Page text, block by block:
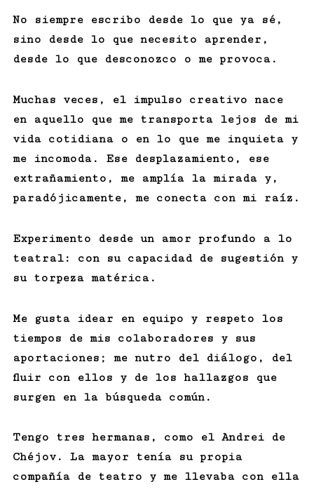
No siempre escribo desde lo que ya sé,
sino desde lo que necesito aprender,
desde lo que desconozco o me provoca.
Muchas veces, el impulso creativo nace
en aquello que me transporta lejos de mi
vida cotidiana o en lo que me inquieta y
me incomoda. Ese desplazamiento, ese
extrañamiento, me amplía la mirada y,
paradójicamente, me conecta con mi raíz.
Experimento desde un amor profundo a lo
teatral: con su capacidad de sugestión y
su torpeza matérica.
Me gusta idear en equipo y respeto los
tiempos de mis colaboradores y sus
aportaciones; me nutro del diálogo, del
fluir con ellos y de los hallazgos que
surgen en la búsqueda común.
Tengo tres hermanas, como el Andrei de
Chéjov. La mayor tenía su propia
compañía de teatro y me llevaba con ella